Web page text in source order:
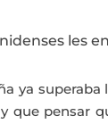
les
ya
que pensar